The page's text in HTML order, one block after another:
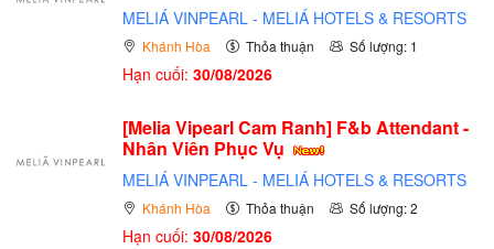
MELIÁ VINPEARL - MELIÁ HOTELS & RESORTS
Khánh Hòa Thỏa thuận Số lượng: 1
Hạn cuối: 30/08/2026
[Melia Vipearl Cam Ranh] F&b Attendant -
Nhân Viên Phục Vụ
MELIÁ VINPEARL - MELIÁ HOTELS & RESORTS
Khánh Hòa Thỏa thuận Số lượng: 2
Hạn cuối: 30/08/2026